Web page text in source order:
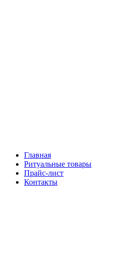
Главная
Ритуальные товары
Прайс-лист
Контакты